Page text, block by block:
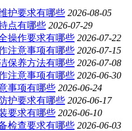
护要求有哪些 2026-08-05
点有哪些 2026-07-29
操作要求有哪些 2026-07-22
注意事项有哪些 2026-07-15
保养方法有哪些 2026-07-08
注意事项有哪些 2026-06-30
事项有哪些 2026-06-24
护要求有哪些 2026-06-17
要求有哪些 2026-06-10
检查要求有哪些 2026-06-03